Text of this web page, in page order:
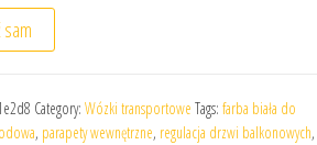
Category: Wózki transportowe Tags: farba biała do
, parapety wewnętrzne, regulacja drzwi balkonowych,